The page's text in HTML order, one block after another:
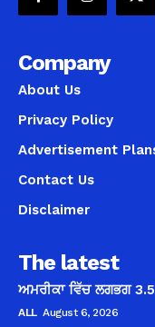
Company
About Us
Privacy Policy
Advertisement
Contact Us
Disclaimer
The latest
ਅਮਰੀਕਾ ਵਿੱਚ ਲਗਭਗ
ALL August 6, 2026